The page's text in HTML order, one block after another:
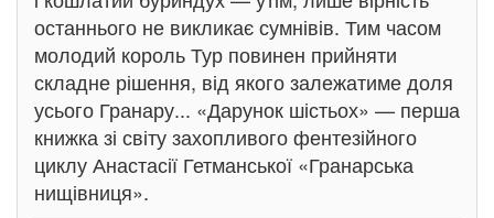
останнього не викликає сумнівів. Тим часом
молодий король Тур повинен прийняти
складне рішення, від якого залежатиме доля
усього Гранару... «Дарунок шістьох» — перша
книжка зі світу захопливого фентезійного
циклу Анастасії Гетманської «Гранарська
нищівниця».